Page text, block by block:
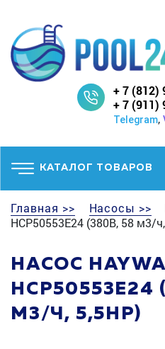
+ 7 (812)
+ 7 (911)
Telegram,
КАТАЛОГ ТОВАРОВ
Главная >> Насосы >>
HCP50553E24 (380В, 58 м3/
НАСОС
HCP50553E24
М3/Ч, 5,5HP)